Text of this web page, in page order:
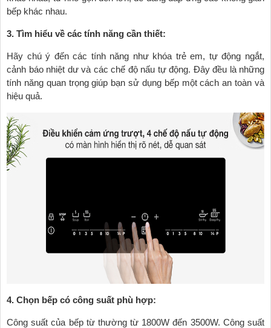
bếp khác nhau.
3. Tìm hiểu về các tính năng cần thiết:
Hãy chú ý đến các tính năng như khóa trẻ em, tự động ngắt,
cảnh báo nhiệt dư và các chế độ nấu tự động. Đây đều là những
tính năng quan trọng giúp bạn sử dụng bếp một cách an toàn và
hiệu quả.
4. Chọn bếp có công suất phù hợp:
Công suất của bếp từ thường từ 1800W đến 3500W. Công suất